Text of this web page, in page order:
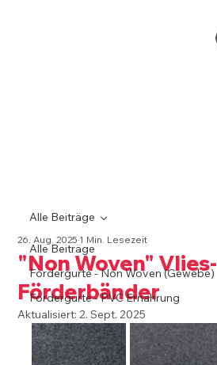
Alle Beiträge
Fördergurte - Non Woven (Gewebe)
Fördergurte - PVC Ernährung
Alle Beiträge
"Non Woven" Vlies-
Förderbänder
26. Aug. 20251 Min. Lesezeit
Aktualisiert:2. Sept. 2025